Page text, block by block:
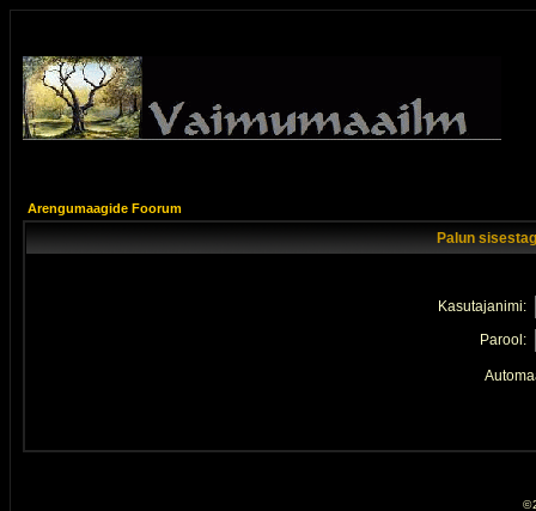
Arengumaagide Foorum
Palun
Kasutajanimi:
Parool:
©